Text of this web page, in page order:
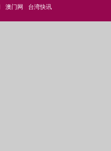
澳门网 台湾快讯